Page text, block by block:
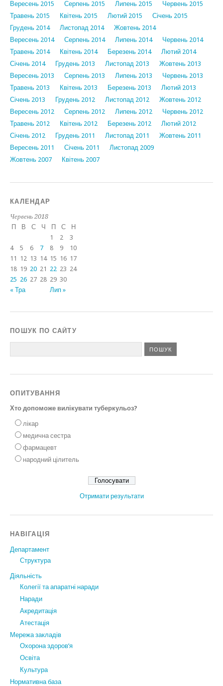
Вересень 2015 Серпень 2015 Липень 2015
Червень 2015
Травень 2015
Квітень 2015 Лютий 2015
Січень 2015
Грудень 2014
Листопад 2014
Жовтень 2014
Вересень 2014
Серпень 2014 Липень 2014
Червень 2014
Травень 2014
Квітень 2014 Березень 2014
Лютий 2014
Січень 2014
Грудень 2013 Листопад 2013
Жовтень 2013
Вересень 2013
Серпень 2013 Липень 2013
Червень 2013
Травень 2013
Квітень 2013 Березень 2013
Лютий 2013
Січень 2013
Грудень 2012 Листопад 2012
Жовтень 2012
Вересень 2012
Серпень 2012 Липень 2012
Червень 2012
Травень 2012
Квітень 2012 Березень 2012
Лютий 2012
Січень 2012
Грудень 2011 Листопад 2011
Жовтень 2011
Вересень 2011
Січень 2011
Листопад 2009
Жовтень 2007
Квітень 2007
КАЛЕНДАР
Червень 2018
П
В С Ч П С Н
« Тра Лип »
1 2
3
4
5 6 7 8 9
10
11
12 13 14 15 16 17
18 19 20 21 22 23 24
25 26 27 28 29 30
ПОШУК ПО САЙТУ
ОПИТУВАННЯ
Хто допоможе вилікувати туберкульоз?
лікар
медична сестра
фармацевт
народний цілитель
Отримати результати
НАВІГАЦІЯ
Департамент
Структура
Діяльність
Колегії та апаратні наради
Наради
Акредитація
Атестація
Мережа закладів
Охорона здоров’я
Освіта
Культура
Нормативна база